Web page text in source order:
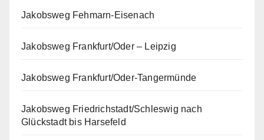
Jakobsweg Fehmarn-Eisenach
Jakobsweg Frankfurt/Oder – Leipzig
Jakobsweg Frankfurt/Oder-Tangermünde
Jakobsweg Friedrichstadt/Schleswig nach
Glückstadt bis Harsefeld